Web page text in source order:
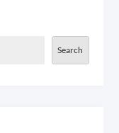
Search